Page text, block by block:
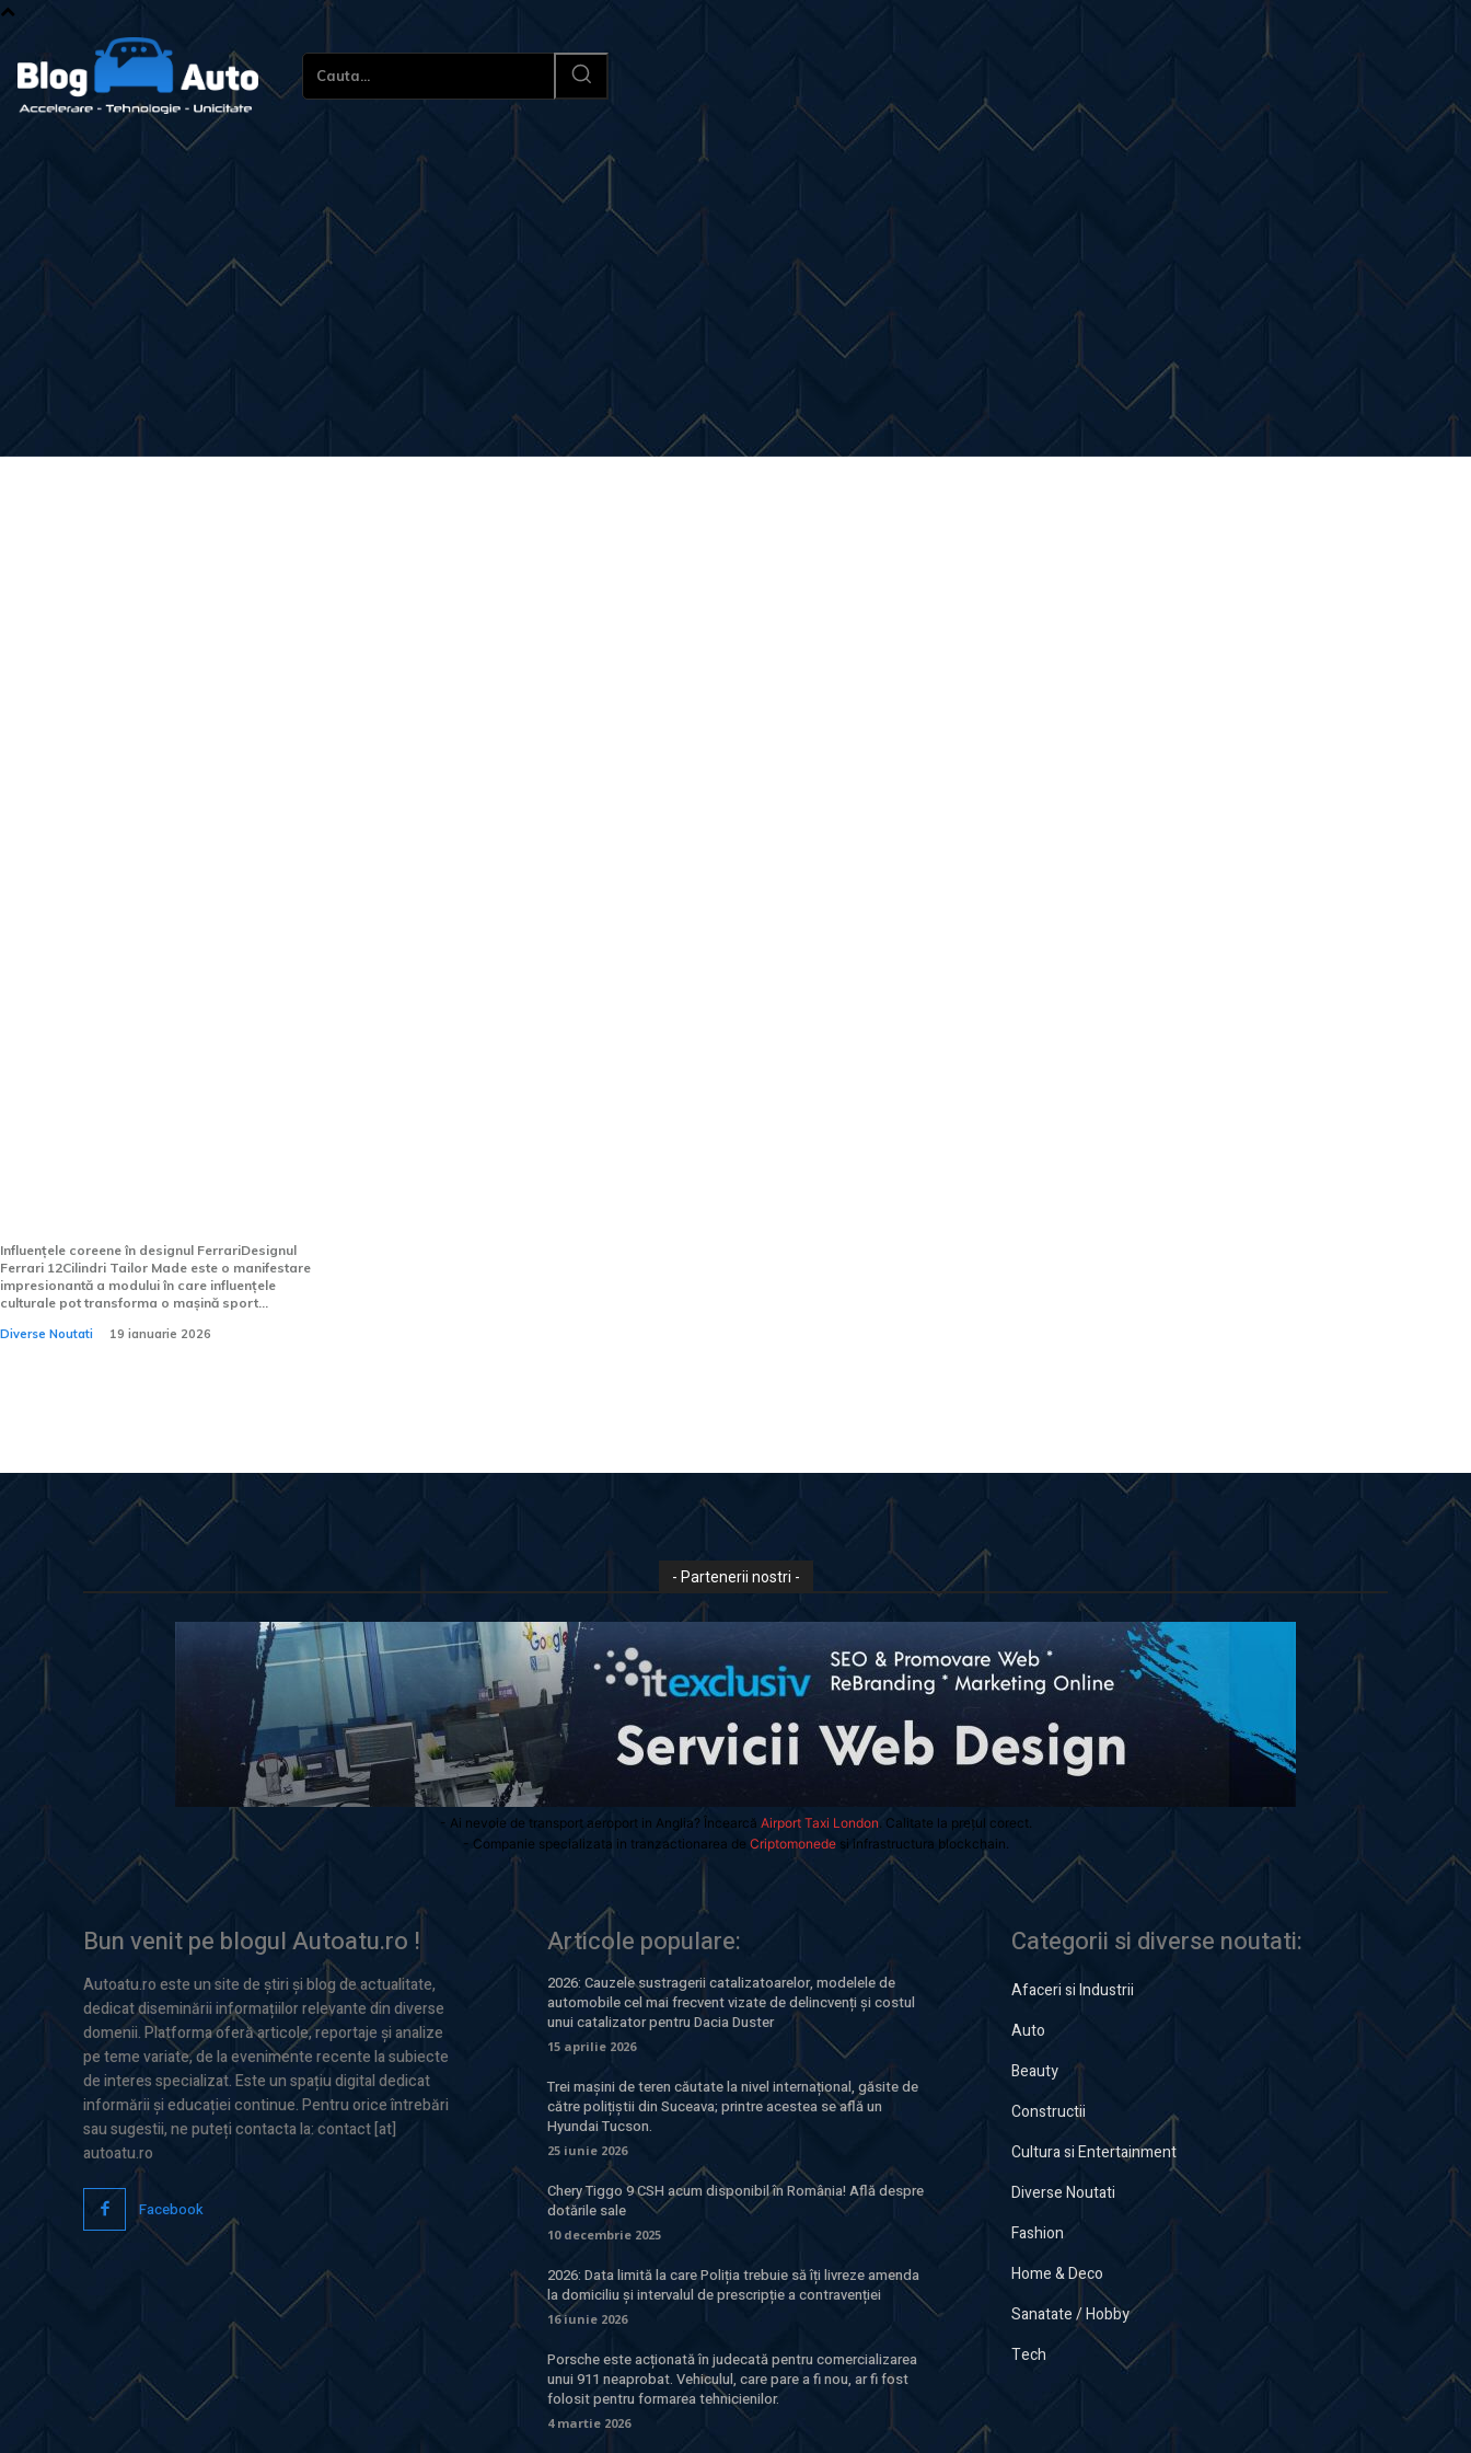
Cauta...
Influențele coreene în designul FerrariDesignul
Ferrari 12Cilindri Tailor Made este o manifestare
impresionantă a modului în care influențele
culturale pot transforma o mașină sport...
Diverse Noutati 19 ianuarie 2026
- Partenerii nostri -
- Ai nevoie de transport aeroport in Anglia? Încearcă Airport Taxi London. Calitate la prețul corect.
- Companie specializata in tranzactionarea de Criptomonedesi infrastructura blockchain.
Bun venit pe blogul Autoatu.ro !
Autoatu.ro este un site de știri și blog de actualitate,
dedicat diseminării informațiilor relevante din diverse
domenii. Platforma oferă articole, reportaje și analize
pe teme variate, de la evenimente recente la subiecte
de interes specializat. Este un spațiu digital dedicat
informării și educației continue. Pentru orice întrebări
sau sugestii, ne puteți contacta la: contact [at]
autoatu.ro
Facebook
Articole populare:
2026: Cauzele sustragerii catalizatoarelor, modelele de
automobile cel mai frecvent vizate de delincvenți și costul
unui catalizator pentru Dacia Duster
15 aprilie 2026
Trei mașini de teren căutate la nivel internațional, găsite de
către polițiștii din Suceava; printre acestea se află un
Hyundai Tucson.
25 iunie 2026
Chery Tiggo 9 CSH acum disponibil în România! Află despre
dotările sale
10 decembrie 2025
2026: Data limită la care Poliția trebuie să îți livreze amenda
la domiciliu și intervalul de prescripție a contravenției
16 iunie 2026
Porsche este acționată în judecată pentru comercializarea
unui 911 neaprobat. Vehiculul, care pare a fi nou, ar fi fost
folosit pentru formarea tehnicienilor.
4 martie 2026
Categorii si diverse noutati:
Afaceri si Industrii
Auto
Beauty
Constructii
Cultura si Entertainment
Diverse Noutati
Fashion
Home & Deco
Sanatate / Hobby
Tech